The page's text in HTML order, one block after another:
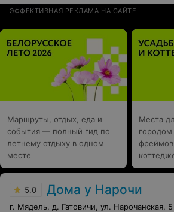
ЭФФЕКТИВНАЯ РЕКЛАМА НА САЙТЕ
Маршруты, отдых, еда и
события — полный гид по
летнему отдыху в одном
месте
Места
5.0 Дома у Нарочи
г. Мядель, д. Гатовичи, ул. Нарочанская, 5